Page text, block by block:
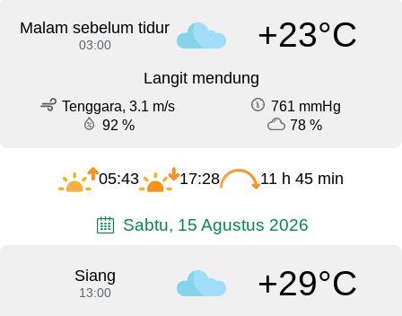
Malam sebelum tidur
03:00 +23°C
Langit mendung
Tenggara, 3.1 m/s
761 mmHg
92 %
78 %
05:43 17:28 11 h 45 min
Sabtu, 15 Agustus 2026
Siang
13:00 +29°C